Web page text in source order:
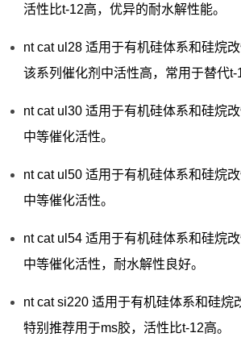
活性比t-12高，优异的耐水解性能。
nt cat ul28 适用于有机硅体系和硅烷改
该系列催化剂中活性高，常用于替代t-
nt cat ul30 适用于有机硅体系和硅烷改
中等催化活性。
nt cat ul50 适用于有机硅体系和硅烷改
中等催化活性。
nt cat ul54 适用于有机硅体系和硅烷改
中等催化活性，耐水解性良好。
nt cat si220 适用于有机硅体系和硅烷
特别推荐用于ms胶，活性比t-12高。